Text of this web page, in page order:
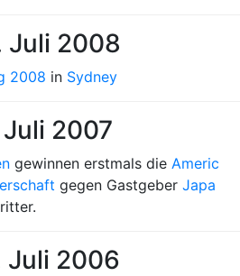
Juli 2008
2008 in Sydney
2007
gewinnen erstmals die Americ
gegen Gastgeber Japa
Juli 2006